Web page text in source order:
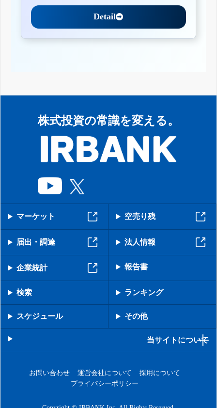
Detail
株式投資の常識を変える。
マーケット 空売り残
届出・調達 法人情報
企業統計 報告書
検索 ランキング
スケジュール その他
当サイトについて
お問い合わせ 運営会社について
採用について
プライバシーポリシー